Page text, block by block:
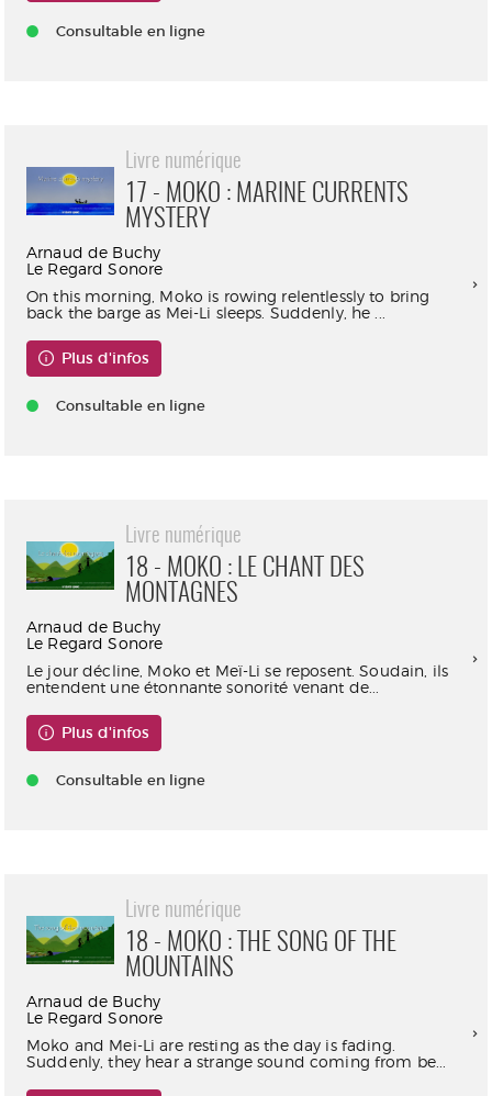
Consultable en ligne
Livre numérique
17 - MOKO : MARINE CURRENTS
MYSTERY
Arnaud de Buchy
Le Regard Sonore
On this morning, Moko is rowing relentlessly to bring
back the barge as Mei-Li sleeps. Suddenly, he ...
Plus d'infos
Consultable en ligne
Livre numérique
18 - MOKO : LE CHANT DES
MONTAGNES
Arnaud de Buchy
Le Regard Sonore
Le jour décline, Moko et Meï-Li se reposent. Soudain, ils
entendent une étonnante sonorité venant de...
Plus d'infos
Consultable en ligne
Livre numérique
18 - MOKO : THE SONG OF THE
MOUNTAINS
Arnaud de Buchy
Le Regard Sonore
Moko and Mei-Li are resting as the day is fading.
Suddenly, they hear a strange sound coming from be...